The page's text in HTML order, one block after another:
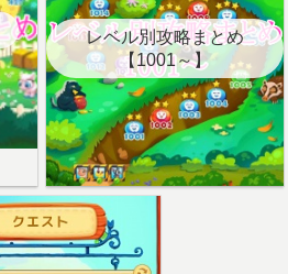
レベル別攻略まとめ
【1001～】